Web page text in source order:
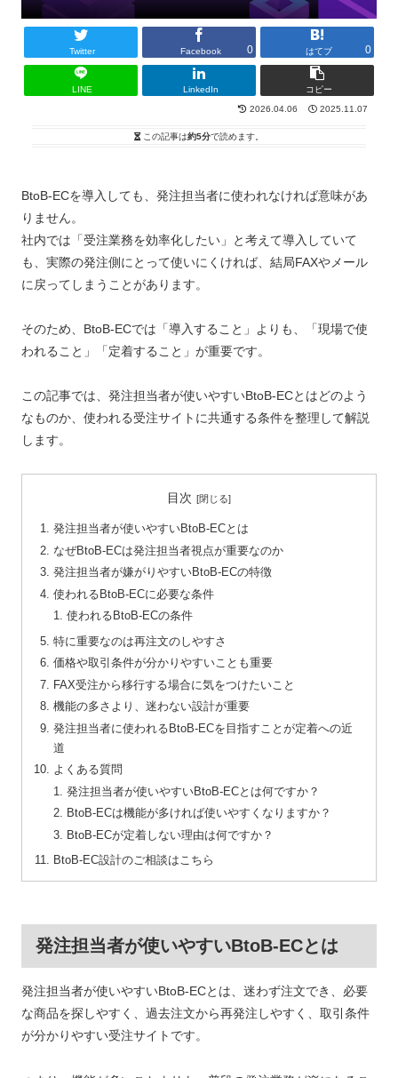
Twitter Facebook 0 はてブ 0
LINE LinkedIn
コピー
2026.04.06
2025.11.07
この記事は約5分で読めます。
BtoB-ECを導入しても、発注担当者に使われなければ意味があ
りません。
社内では「受注業務を効率化したい」と考えて導入していて
も、実際の発注側にとって使いにくければ、結局FAXやメール
に戻ってしまうことがあります。
そのため、BtoB-ECでは「導入すること」よりも、「現場で使
われること」「定着すること」が重要です。
この記事では、発注担当者が使いやすいBtoB-ECとはどのよう
なものか、使われる受注サイトに共通する条件を整理して解説
します。
目次
発注担当者が使いやすいBtoB-ECとは
なぜBtoB-ECは発注担当者視点が重要なのか
発注担当者が嫌がりやすいBtoB-ECの特徴
使われるBtoB-ECに必要な条件
使われるBtoB-ECの条件
特に重要なのは再注文のしやすさ
価格や取引条件が分かりやすいことも重要
FAX受注から移行する場合に気をつけたいこと
機能の多さより、迷わない設計が重要
発注担当者に使われるBtoB-ECを目指すことが定着への近
道
よくある質問
発注担当者が使いやすいBtoB-ECとは何ですか？
BtoB-ECは機能が多ければ使いやすくなりますか？
BtoB-ECが定着しない理由は何ですか？
BtoB-EC設計のご相談はこちら
発注担当者が使いやすいBtoB-ECとは
発注担当者が使いやすいBtoB-ECとは、迷わず注文でき、必要
な商品を探しやすく、過去注文から再発注しやすく、取引条件
が分かりやすい受注サイトです。